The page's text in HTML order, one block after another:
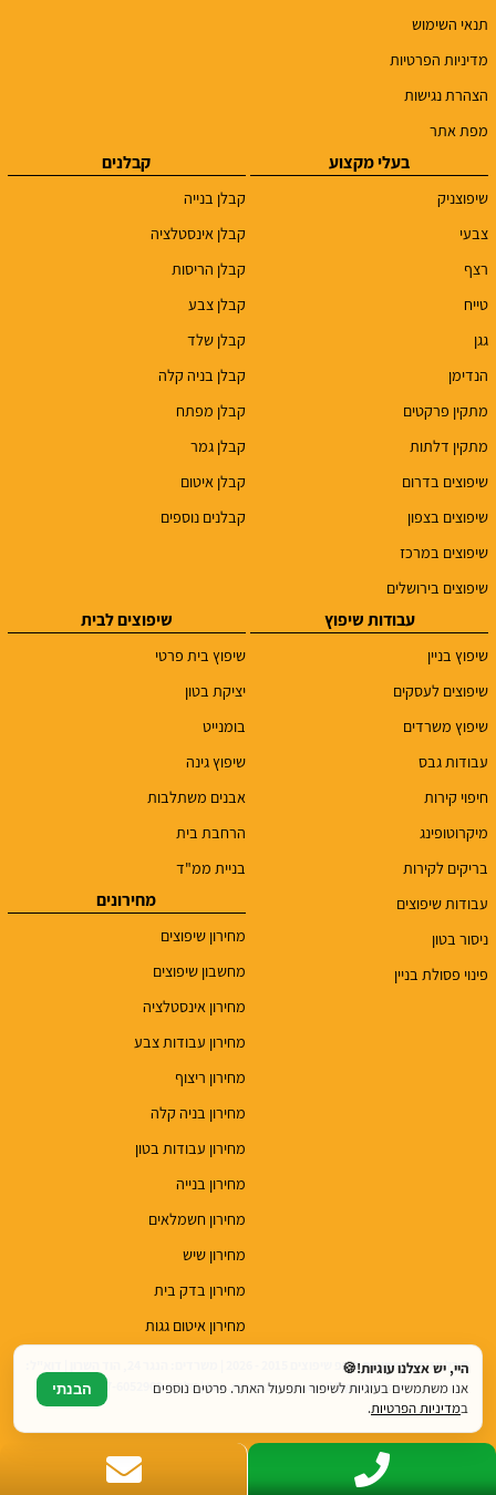
תנאי השימוש
מדיניות הפרטיות
הצהרת נגישות
מפת אתר
בעלי מקצוע
שיפוצניק
צבעי
רצף
טייח
גגן
הנדימן
מתקין פרקטים
מתקין דלתות
שיפוצים בדרום
שיפוצים בצפון
שיפוצים במרכז
שיפוצים בירושלים
קבלנים
קבלן בנייה
קבלן אינסטלציה
קבלן הריסות
קבלן צבע
קבלן שלד
קבלן בניה קלה
קבלן מפתח
קבלן גמר
קבלן איטום
קבלנים נוספים
עבודות שיפוץ
שיפוץ בניין
שיפוצים לעסקים
שיפוץ משרדים
עבודות גבס
חיפוי קירות
מיקרוטופינג
בריקים לקירות
עבודות שיפוצים
ניסור בטון
פינוי פסולת בניין
שיפוצים לבית
שיפוץ בית פרטי
יציקת בטון
בומנייט
שיפוץ גינה
אבנים משתלבות
הרחבת בית
בניית ממ"ד
מחירונים
מחירון שיפוצים
מחשבון שיפוצים
מחירון אינסטלציה
מחירון עבודות צבע
מחירון ריצוף
מחירון בניה קלה
מחירון עבודות בטון
מחירון בנייה
מחירון חשמלאים
מחירון שיש
מחירון בדק בית
מחירון איטום גגות
top.renovations.co.il@gmail.com | טלפון: 077-6052900
היי, יש אצלנו עוגיות!🍪
אנו משתמשים בעוגיות לשיפור ותפעול האתר. פרטים נוספים
במדיניות הפרטיות.
הבנתי